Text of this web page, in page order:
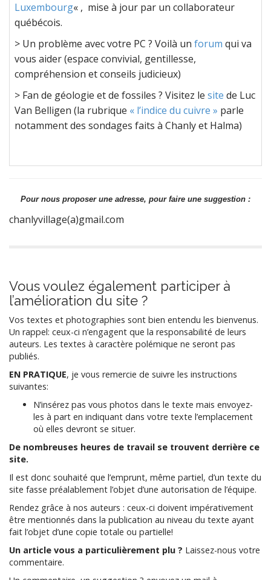
Luxembourg« , mise à jour par un collaborateur
québécois.
> Un problème avec votre PC ? Voilà un forum qui va
vous aider (espace convivial, gentillesse,
compréhension et conseils judicieux)
> Fan de géologie et de fossiles ? Visitez le site de Luc
Van Belligen (la rubrique « l’indice du cuivre » parle
notamment des sondages faits à Chanly et Halma)
Pour nous proposer une adresse, pour faire une suggestion :
chanlyvillage(a)gmail.com
Vous voulez également participer à
l’amélioration du site ?
Vos textes et photographies sont bien entendu les bienvenus.
Un rappel: ceux-ci n’engagent que la responsabilité de leurs
auteurs. Les textes à caractère polémique ne seront pas
publiés.
EN PRATIQUE, je vous remercie de suivre les instructions
suivantes:
N’insérez pas vous photos dans le texte mais envoyez-
les à part en indiquant dans votre texte l’emplacement
où elles devront se situer.
De nombreuses heures de travail se trouvent derrière ce
site.
Il est donc souhaité que l’emprunt, même partiel, d’un texte du
site fasse préalablement l’objet d’une autorisation de l’équipe.
Rendez grâce à nos auteurs : ceux-ci doivent impérativement
être mentionnés dans la publication au niveau du texte ayant
fait l’objet d’une copie totale ou partielle!
Un article vous a particulièrement plu ? Laissez-nous votre
commentaire.